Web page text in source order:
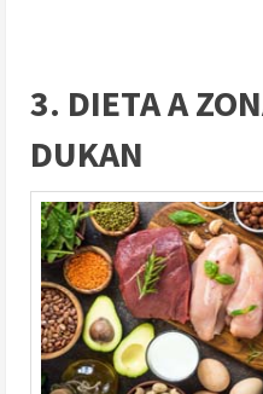
3. DIETA A
DUKAN